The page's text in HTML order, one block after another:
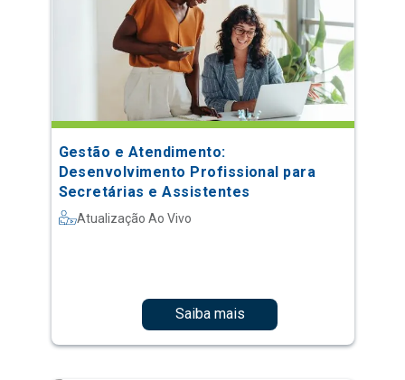
Gestão e Atendimento:
Desenvolvimento Profissional para
Secretárias e Assistentes
Atualização Ao Vivo
Saiba mais